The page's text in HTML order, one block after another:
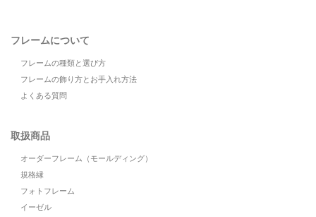
フレームについて
フレームの種類と選び方
フレームの飾り方とお手入れ方法
よくある質問
取扱商品
オーダーフレーム（モールディング）
規格縁
フォトフレーム
イーゼル